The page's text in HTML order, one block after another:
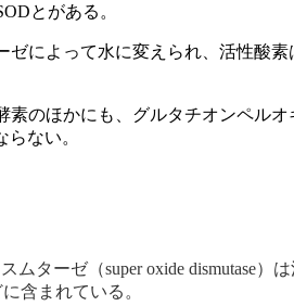
とがある。
によって水に変えられ、活性酸
のほかにも、グルタチオンペル
ない。
ターゼ（super oxide dismutase）
含まれている。